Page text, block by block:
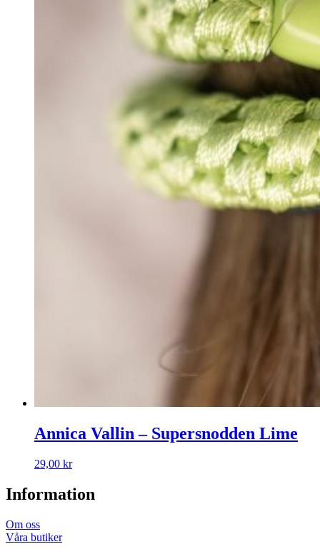
Annica Vallin – Supersnodden Lime
29,00 kr
Information
Om oss
Våra butiker